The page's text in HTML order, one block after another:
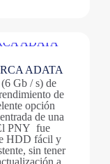
ADATA
Gb / s) de
de
opción
de una
PNY fue
HDD fácil y
sin tener
a